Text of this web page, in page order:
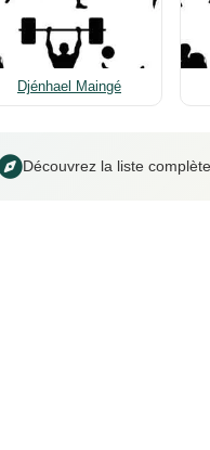
Djénhael Maingé
Découvrez la liste